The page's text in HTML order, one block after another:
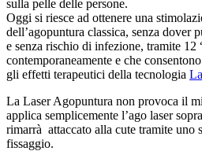
sulla pelle delle persone.
Oggi si riesce ad ottenere una
dell’agopuntura classica, senza dover
e senza rischio di infezione, tramite 12
contemporaneamente e che
gli effetti terapeutici della tecnologia
La Laser Agopuntura non provoca il
applica semplicemente l’ago laser
rimarrà attaccato alla cute tramite uno
fissaggio.